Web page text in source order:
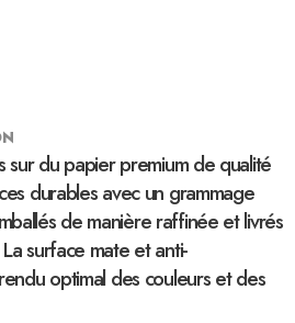
sur du papier premium de qualité
durables avec un grammage
de manière raffinée et livrés
surface mate et anti-
optimal des couleurs et des